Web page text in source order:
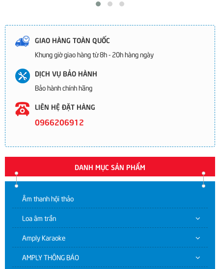
GIAO HÀNG TOÀN QUỐC
Khung giờ giao hàng từ 8h - 20h hàng ngày
DỊCH VỤ BẢO HÀNH
Bảo hành chính hãng
LIÊN HỆ ĐẶT HÀNG
0966206912
DANH MỤC SẢN PHẨM
Âm thanh hội thảo
Loa âm trần
Amply Karaoke
AMPLY THÔNG BÁO